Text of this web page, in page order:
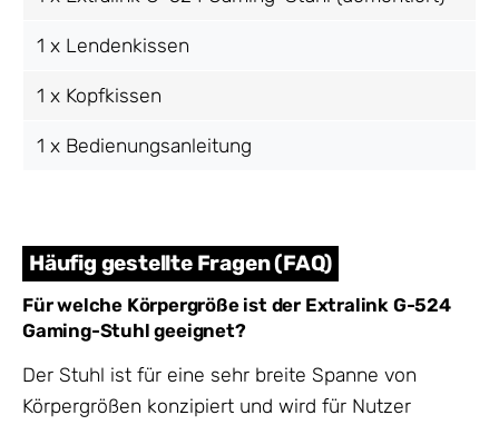
1 x Lendenkissen
1 x Kopfkissen
1 x Bedienungsanleitung
Häufig gestellte Fragen (FAQ)
Für welche Körpergröße ist der Extralink G-524
Gaming-Stuhl geeignet?
Der Stuhl ist für eine sehr breite Spanne von
Körpergrößen konzipiert und wird für Nutzer